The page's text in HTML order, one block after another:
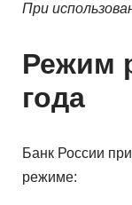
При
Режим
года
Банк России
режиме: